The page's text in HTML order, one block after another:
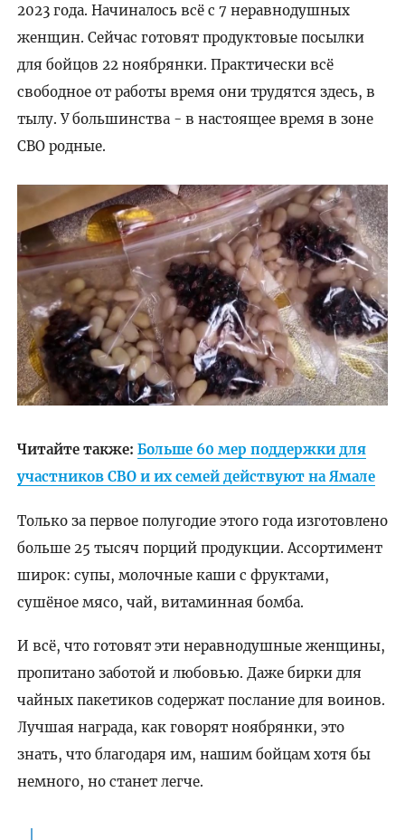
2023 года. Начиналось всё с 7 неравнодушных
женщин. Сейчас готовят продуктовые посылки
для бойцов 22 ноябрянки. Практически всё
свободное от работы время они трудятся здесь, в
тылу. У большинства - в настоящее время в зоне
СВО родные.
Читайте также: Больше 60 мер поддержки для
участников СВО и их семей действуют на Ямале
Только за первое полугодие этого года изготовлено
больше 25 тысяч порций продукции. Ассортимент
широк: супы, молочные каши с фруктами,
сушёное мясо, чай, витаминная бомба.
И всё, что готовят эти неравнодушные женщины,
пропитано заботой и любовью. Даже бирки для
чайных пакетиков содержат послание для воинов.
Лучшая награда, как говорят ноябрянки, это
знать, что благодаря им, нашим бойцам хотя бы
немного, но станет легче.